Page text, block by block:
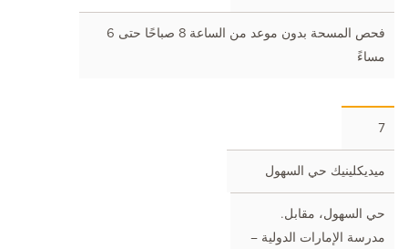
فحص المسحة بدون موعد من الساعة 8 صباحًا حتى 6
مساءً
7
ميديكلينيك حي السهول
حي السهول، مقابل.
مدرسة الإمارات الدولية –